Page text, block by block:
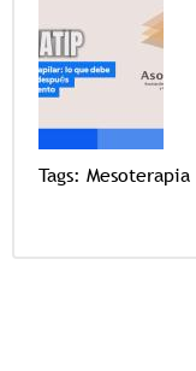
Tags: Mesoterapia